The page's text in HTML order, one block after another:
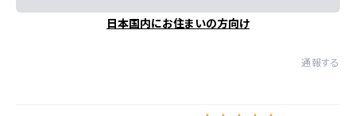
日本国内にお住まいの方向け
通報する